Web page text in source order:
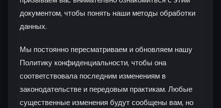
документом, чтобы понять наши методы обработки
данных.
Мы постоянно пересматриваем и обновляем нашу
Политику конфиденциальности, чтобы она
соответствовала последним изменениям в
законодательстве и передовым практикам. Любые
существенные изменения будут сообщены вам, но